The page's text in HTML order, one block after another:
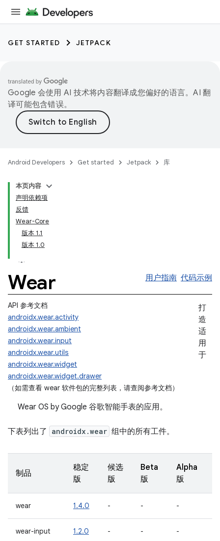
GET STARTED JETPACK
Google 会使用 AI 技术将内容翻译成您偏好的语言。AI 翻
译可能包含错误。
Android Developers Get started Jetpack 库
本页内容
声明依赖项
反馈
Wear-Core
版本 1.1
版本 1.0
Wear 用户指南 代码示例
API 参考文档
androidx.wear.activity
androidx.wear.ambient
androidx.wear.input
androidx.wear.utils
androidx.wear.widget
androidx.wear.widget.drawer
（如需查看 wear 软件包的完整列表，请查阅参考文档）
打
造
适
用
于
Wear OS by Google 谷歌智能手表的应用。
下表列出了 androidx.wear 组中的所有工件。
制品
稳定
版
候选
版
Beta
版
Alpha
版
wear 1.4.0 - - -
wear-input 1.2.0 - - -